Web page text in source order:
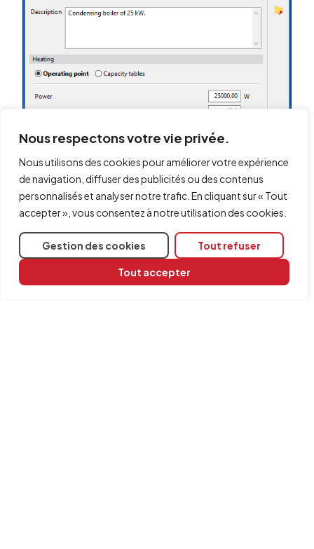
Nous respectons votre vie privée.
Nous utilisons des cookies pour améliorer votre expérience
de navigation, diffuser des publicités ou des contenus
personnalisés et analyser notre trafic. En cliquant sur « Tout
accepter », vous consentez à notre utilisation des cookies.
Gestion des cookies Tout refuser
Tout accepter